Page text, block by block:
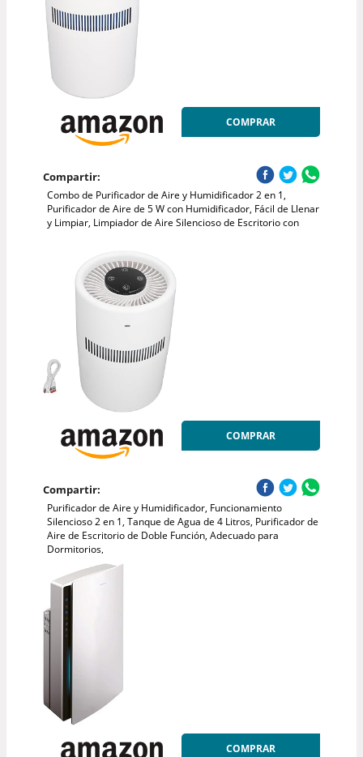
COMPRAR
Compartir:
Combo de Purificador de Aire y Humidificador 2 en 1,
Purificador de Aire de 5 W con Humidificador, Fácil de Llenar
y Limpiar, Limpiador de Aire Silencioso de Escritorio con
COMPRAR
Compartir:
Purificador de Aire y Humidificador, Funcionamiento
Silencioso 2 en 1, Tanque de Agua de 4 Litros, Purificador de
Aire de Escritorio de Doble Función, Adecuado para
Dormitorios,
COMPRAR